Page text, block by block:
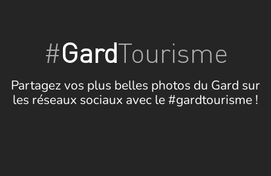
#GardTourisme
Partagez vos plus belles photos du Gard sur
les réseaux sociaux avec le #gardtourisme !